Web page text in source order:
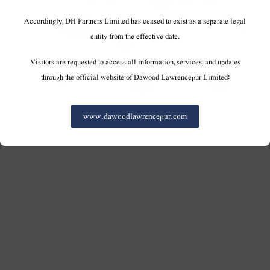
Accordingly, DH Partners Limited has ceased to exist as a separate legal
entity from the effective date.
Visitors are requested to access all information, services, and updates
through the official website of Dawood Lawrencepur Limited:
www.dawoodlawrencepur.com
Copyright © 2019, All Rights Reserved.
Contact Us | Sitemap | Disclaimer